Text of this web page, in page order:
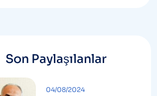
Son Paylaşılanlar
04/08/2024